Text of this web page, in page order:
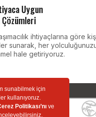
sunabilmek için
kullanıyoruz.
Politikası’nı ve
Uygun
Çözümleri
ihtiyaçlarına göre
sunarak, her
hale getiriyoruz.